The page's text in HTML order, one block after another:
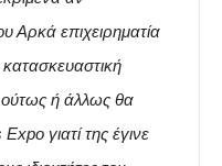
Αρκά επιχειρηματία
ή άλλως θα
γιατί της έγινε